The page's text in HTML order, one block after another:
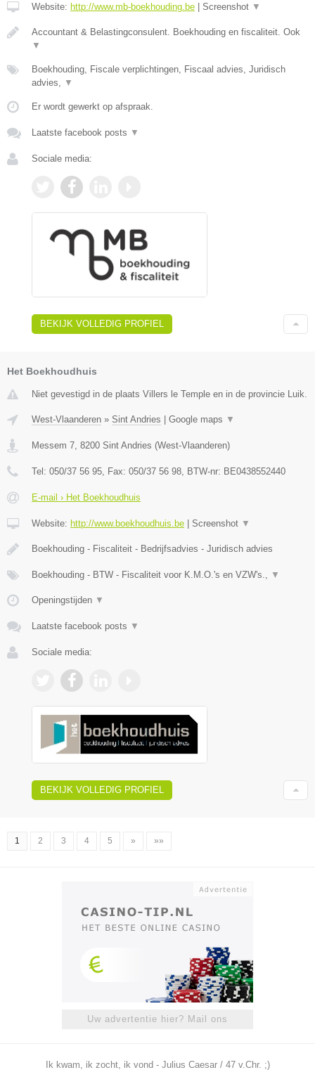
Website: http://www.mb-boekhouding.be Screenshot ▼
Accountant & Belastingconsulent. Boekhouding en fiscaliteit. Ook
▼
Boekhouding, Fiscale verplichtingen, Fiscaal advies, Juridisch
advies,
▼
Er wordt gewerkt op afspraak.
Laatste facebook posts ▼
Sociale media:
BEKIJK VOLLEDIG PROFIEL
Het Boekhoudhuis
Niet gevestigd in de plaats Villers le Temple en in de provincie Luik.
West-Vlaanderen » Sint Andries Google maps ▼
Messem 7 8200 Sint Andries (West-Vlaanderen)
Tel: 050/37 56 95 , Fax: 050/37 56 98 , BTW-nr: BE0438552440
E-mail › Het Boekhoudhuis
Website: http://www.boekhoudhuis.be Screenshot ▼
Boekhouding - Fiscaliteit - Bedrijfsadvies - Juridisch advies
Boekhouding - BTW - Fiscaliteit voor K.M.O.'s en VZW's., ▼
Openingstijden ▼
Laatste facebook posts ▼
Sociale media:
BEKIJK VOLLEDIG PROFIEL
1 2 3 4 5 » »»
Uw advertentie hier? Mail ons
Ik kwam, ik zocht, ik vond - Julius Caesar / 47 v.Chr. ;)